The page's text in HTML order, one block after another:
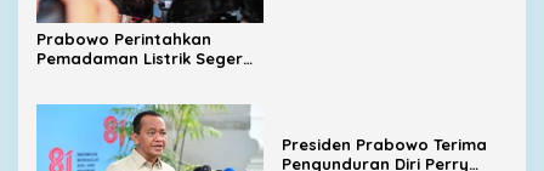
Prabowo Perintahkan
Pemadaman Listrik Segera
Dipertahankan
Presiden Prabowo Terima
Pengunduran Diri Perry